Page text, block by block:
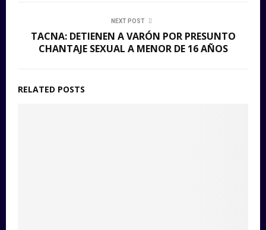
NEXT POST
TACNA: DETIENEN A VARÓN POR PRESUNTO
CHANTAJE SEXUAL A MENOR DE 16 AÑOS
RELATED POSTS